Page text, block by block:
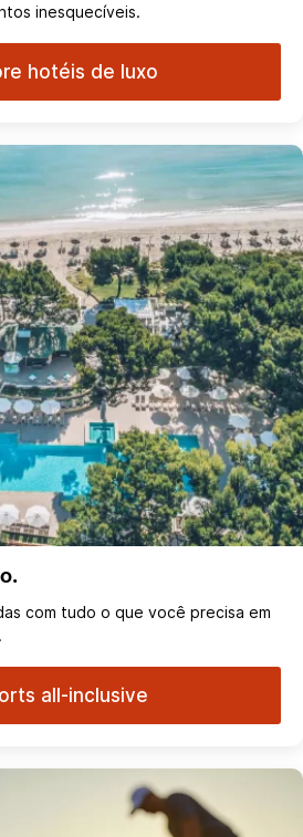
inesquecíveis.
hotéis de luxo
com tudo o que você precisa em
all-inclusive